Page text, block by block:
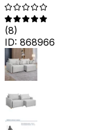
(8)
ID: 868966